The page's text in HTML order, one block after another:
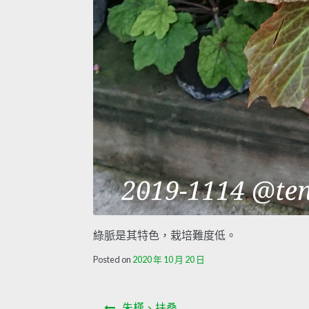
綠脈是其特色，栽培難度低。
Posted on 2020 年 10 月 20 日
文